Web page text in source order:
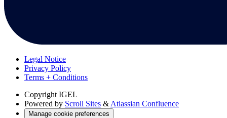
Legal Notice
Privacy Policy
Terms + Conditions
Copyright IGEL
Powered by Scroll Sites & Atlassian Confluence
Manage cookie preferences